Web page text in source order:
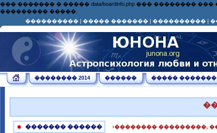
��� ������� � ����� data/boardinfo.php ���
��������� �����.
���������� | ����� ������� | ���������� |
�������� 2014 ������ ����� �������
������� ������ ‹�������� ���������,